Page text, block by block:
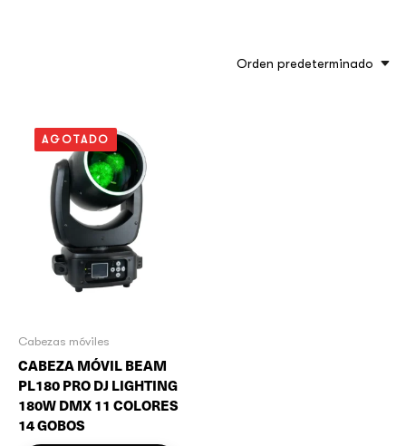
Orden predeterminado
AGOTADO
Cabezas móviles
CABEZA MÓVIL BEAM
PL180 PRO DJ LIGHTING
180W DMX 11 COLORES
14 GOBOS